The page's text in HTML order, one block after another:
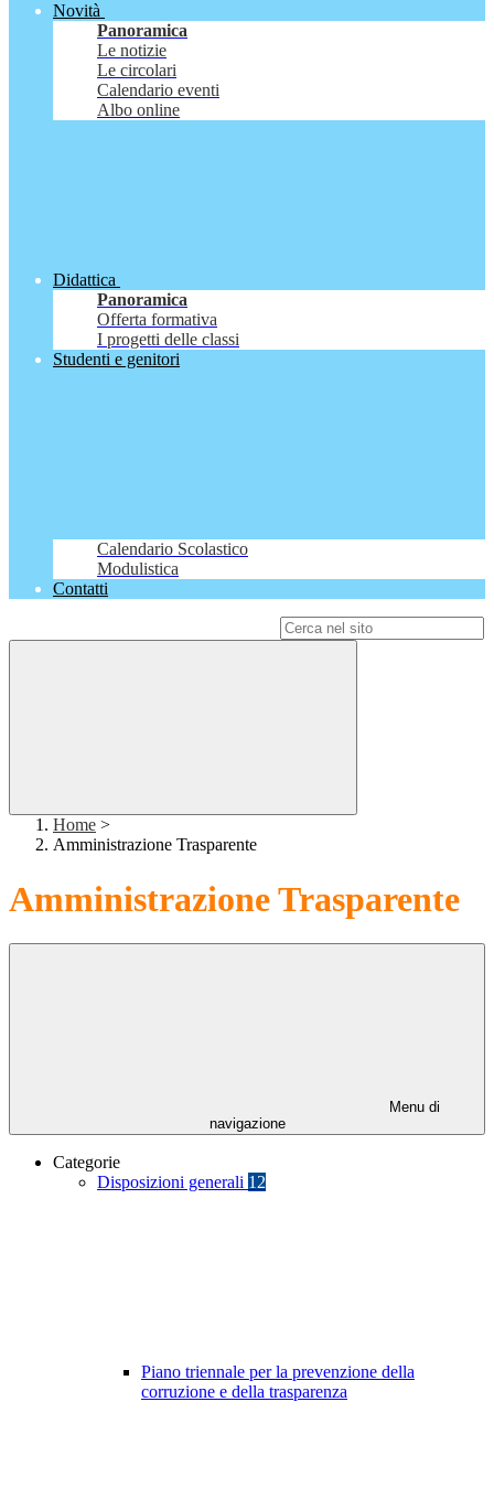
Novità
Panoramica
Le notizie
Le circolari
Calendario eventi
Albo online
Didattica
Panoramica
Offerta formativa
I progetti delle classi
Studenti e genitori
Calendario Scolastico
Modulistica
Contatti
Home >
Amministrazione Trasparente
Amministrazione Trasparente
Menu di
navigazione
Categorie
Disposizioni generali 12
Piano triennale per la prevenzione della
corruzione e della trasparenza